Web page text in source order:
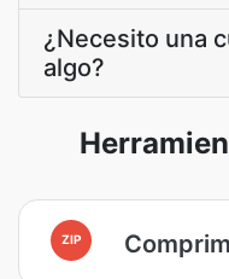
¿Necesito una
algo?
ZIP